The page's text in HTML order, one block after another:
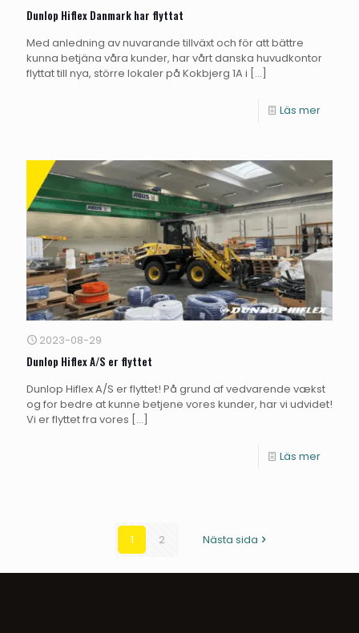
Dunlop Hiflex Danmark har flyttat
Med anledning av nuvarande tillväxt och för att bättre
kunna betjäna våra kunder, har vårt danska huvudkontor
flyttat till nya, större lokaler på Kokbjerg 1A i […]
Läs mer
2023-08-29
Dunlop Hiflex A/S er flyttet
Dunlop Hiflex A/S er flyttet! På grund af vedvarende vækst
og for bedre at kunne betjene vores kunder, har vi udvidet!
Vi er flyttet fra vores […]
Läs mer
1 2 Nästa sida